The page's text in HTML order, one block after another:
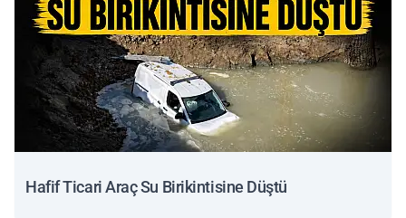
Hafif Ticari Araç Su Birikintisine Düştü